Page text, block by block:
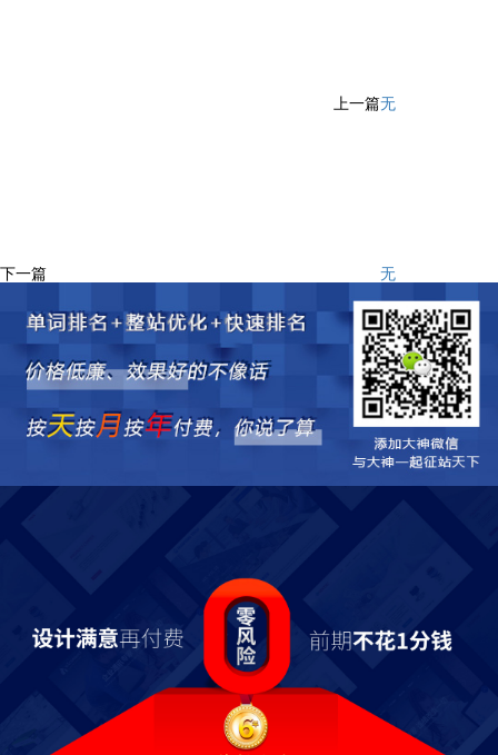
上一篇无
下一篇 无